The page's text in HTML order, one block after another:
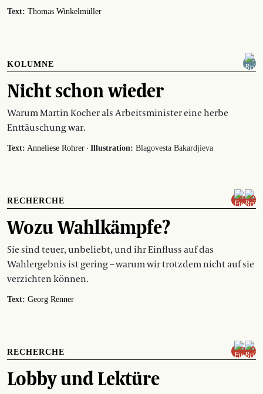
Text: Thomas Winkelmüller
KOLUMNE
Nicht schon wieder
Warum Martin Kocher als Arbeitsminister eine herbe
Enttäuschung war.
Text: Anneliese Rohrer · Illustration: Blagovesta Bakardjieva
RECHERCHE
Wozu Wahlkämpfe?
Sie sind teuer, unbeliebt, und ihr Einfluss auf das
Wahlergebnis ist gering – warum wir trotzdem nicht auf sie
verzichten können.
Text: Georg Renner
RECHERCHE
Lobby und Lektüre